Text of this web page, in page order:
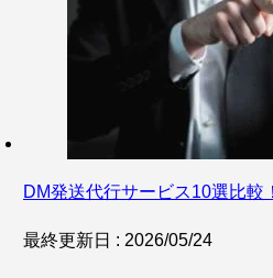
DM発送代行サービス10選比較
最終更新日 : 2026/05/24